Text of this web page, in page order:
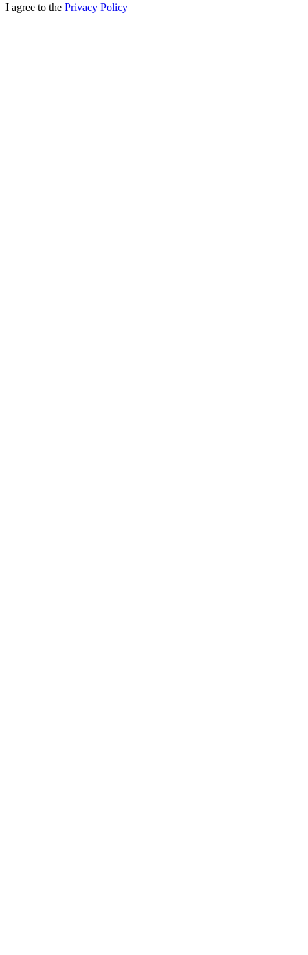
I agree to the Privacy Policy